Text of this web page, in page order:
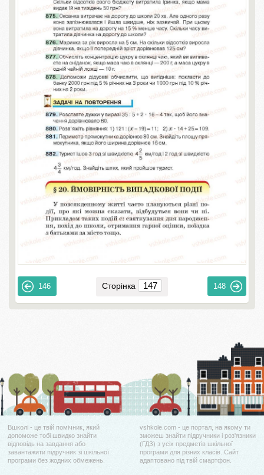
146 Сторінка 148
Вшколі - це твій помічник, який
допоможе тобі швидко знайти
відповідь на завдання або
завантажити підручник зі шкільної
програми без жодних обмежень.
vshkole.com - це портал, на якому ти
зможеш знайти підручники і роз'язники
(ГДЗ) з усіх предметів шкільної
програми для різних класів. Сайт
адаптовано під твій смартфон.